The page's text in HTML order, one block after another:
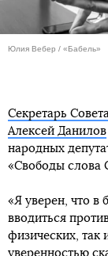
Юлия Вебер / «Бабель»
Секретарь
Алексей Данилов
народных
«Свободы слова
«Я уверен, что в
вводиться
физических, так
уверенностью